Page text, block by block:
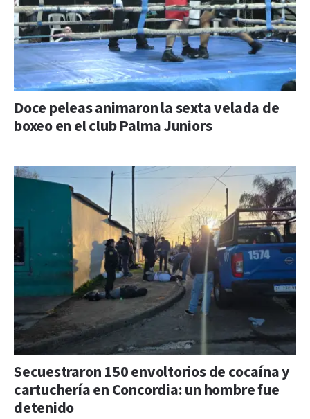
Doce peleas animaron la sexta velada de
boxeo en el club Palma Juniors
Secuestraron 150 envoltorios de cocaína y
cartuchería en Concordia: un hombre fue
detenido